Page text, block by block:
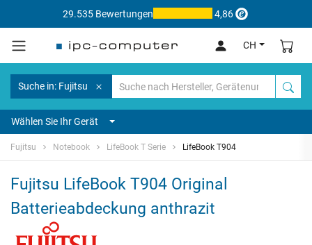
29.535 Bewertungen 4,86
CH
Suche in: Fujitsu
Wählen Sie Ihr Gerät
Fujitsu Notebook LifeBook T Serie LifeBook T904
Fujitsu LifeBook T904 Original
Batterieabdeckung anthrazit